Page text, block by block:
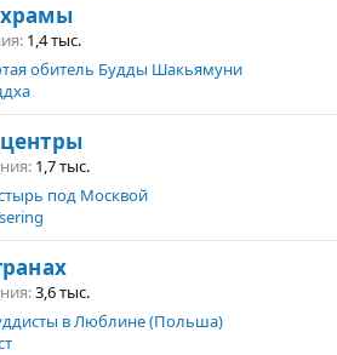
1,4 тыс.
обитель Будды Шакьямуни
1,7 тыс.
под Москвой
3,6 тыс.
в Люблине (Польша)